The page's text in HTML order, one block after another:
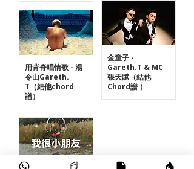
用背脊唱情歌 - 湯
令山Gareth.
T（結他chord
譜）
金童子 -
Gareth.T & MC
張天賦（結他
Chord譜 ）